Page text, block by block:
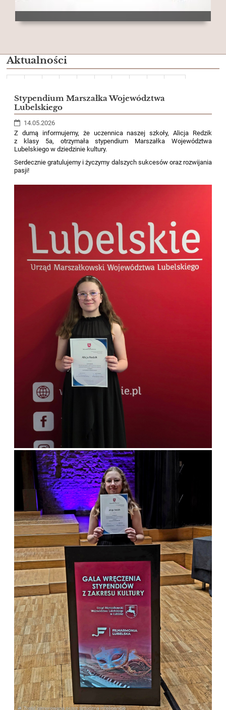
Aktualności
Stypendium Marszałka Województwa
Lubelskiego
14.05.2026
Z dumą informujemy, że uczennica naszej szkoły, Alicja Redzik
z klasy 5a, otrzymała stypendium Marszałka Województwa
Lubelskiego w dziedzinie kultury.
Serdecznie gratulujemy i życzymy dalszych sukcesów oraz rozwijania
pasji!
Dalej